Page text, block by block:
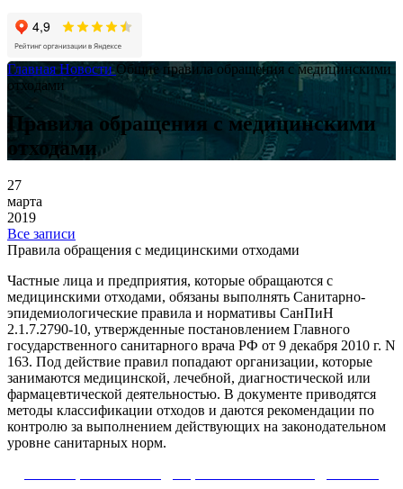
Главная Новости Общие правила обращения с медицинскими
отходами
Правила обращения с медицинскими
отходами
27
марта
2019
Все записи
Правила обращения с медицинскими отходами
Частные лица и предприятия, которые обращаются с
медицинскими отходами, обязаны выполнять Санитарно-
эпидемиологические правила и нормативы СанПиН
2.1.7.2790-10, утвержденные постановлением Главного
государственного санитарного врача РФ от 9 декабря 2010 г. N
163. Под действие правил попадают организации, которые
занимаются медицинской, лечебной, диагностической или
фармацевтической деятельностью. В документе приводятся
методы классификации отходов и даются рекомендации по
контролю за выполнением действующих на законодательном
уровне санитарных норм.